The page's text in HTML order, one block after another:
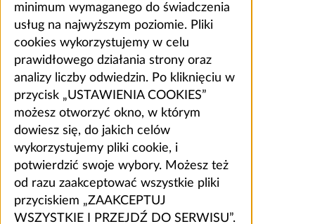
minimum wymaganego do świadczenia
usług na najwyższym poziomie. Pliki
cookies wykorzystujemy w celu
prawidłowego działania strony oraz
analizy liczby odwiedzin. Po kliknięciu w
przycisk „USTAWIENIA COOKIES”
możesz otworzyć okno, w którym
dowiesz się, do jakich celów
wykorzystujemy pliki cookie, i
potwierdzić swoje wybory. Możesz też
od razu zaakceptować wszystkie pliki
przyciskiem „ZAAKCEPTUJ
WSZYSTKIE I PRZEJDŹ DO SERWISU”.